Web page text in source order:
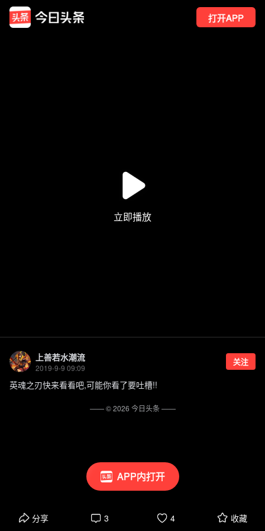
打开APP
APP内打开
上善若水潮流
2019-9-9 09:09
关注
英魂之刃快来看看吧,可能你看了要吐槽!!
分享 3 4 收藏
—— ©2026 今日头条——